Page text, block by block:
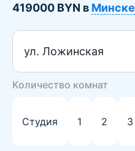
419000 BYN в Минске
ул. Ложинская
Количество комнат
Студия 1 2 3